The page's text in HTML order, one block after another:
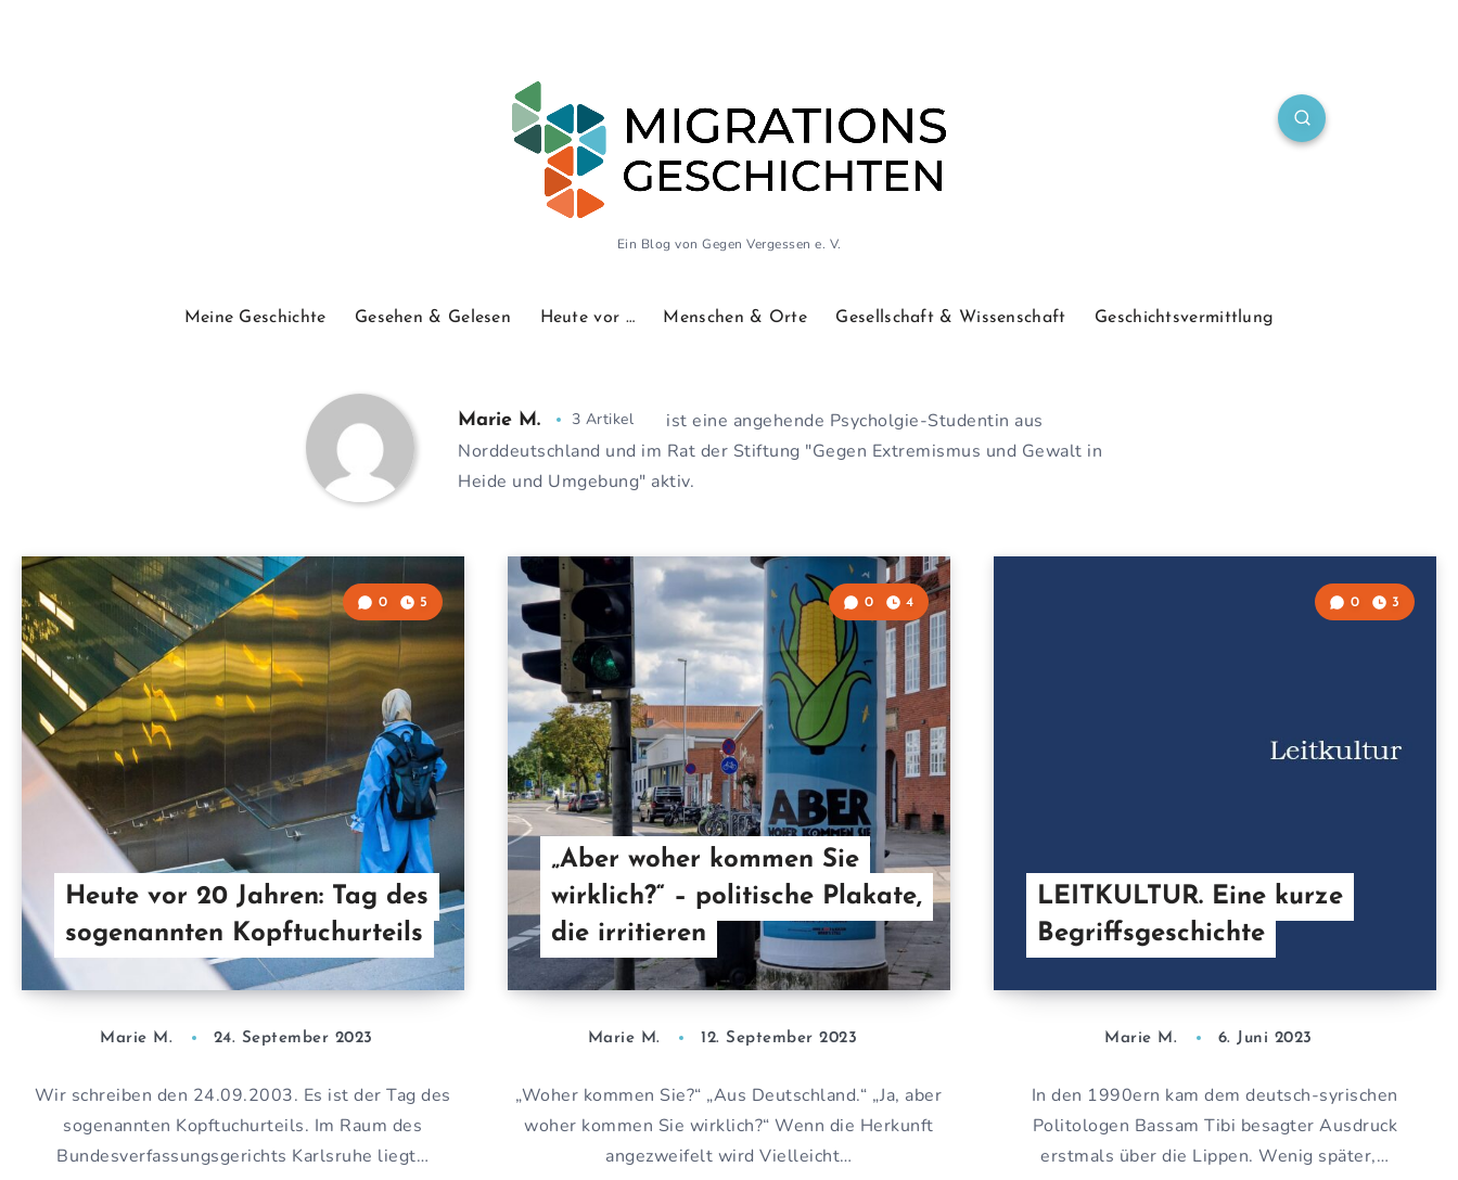
Ein Blog von Gegen Vergessen e. V.
Meine Geschichte Gesehen & Gelesen Heute vor … Menschen & Orte Gesellschaft & Wissenschaft Geschichtsvermittlung
Marie M. 3 Artikel
ist eine angehende Psycholgie-Studentin aus
Norddeutschland und im Rat der Stiftung "Gegen Extremismus und Gewalt in
Heide und Umgebung" aktiv.
Heute vor 20 Jahren: Tag des
sogenannten Kopftuchurteils
0 5
Marie M. 24. September 2023
Wir schreiben den 24.09.2003. Es ist der Tag des
sogenannten Kopftuchurteils. Im Raum des
Bundesverfassungsgerichts Karlsruhe liegt…
„Aber woher kommen Sie
wirklich?“ – politische Plakate,
die irritieren
0 4
Marie M. 12. September 2023
„Woher kommen Sie?“ „Aus Deutschland.“ „Ja, aber
woher kommen Sie wirklich?“ Wenn die Herkunft
angezweifelt wird Vielleicht…
LEITKULTUR. Eine kurze
Begriffsgeschichte
0 3
Marie M. 6. Juni 2023
In den 1990ern kam dem deutsch-syrischen
Politologen Bassam Tibi besagter Ausdruck
erstmals über die Lippen. Wenig später,…